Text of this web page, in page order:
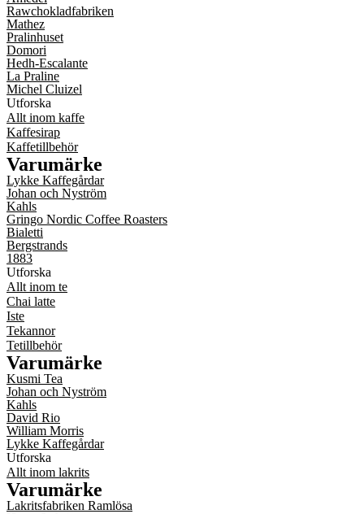
Rawchokladfabriken
Mathez
Pralinhuset
Domori
Hedh-Escalante
La Praline
Michel Cluizel
Utforska
Allt inom kaffe
Kaffesirap
Kaffetillbehör
Varumärke
Lykke Kaffegårdar
Johan och Nyström
Kahls
Gringo Nordic Coffee Roasters
Bialetti
Bergstrands
1883
Utforska
Allt inom te
Chai latte
Iste
Tekannor
Tetillbehör
Varumärke
Kusmi Tea
Johan och Nyström
Kahls
David Rio
William Morris
Lykke Kaffegårdar
Utforska
Allt inom lakrits
Varumärke
Lakritsfabriken Ramlösa